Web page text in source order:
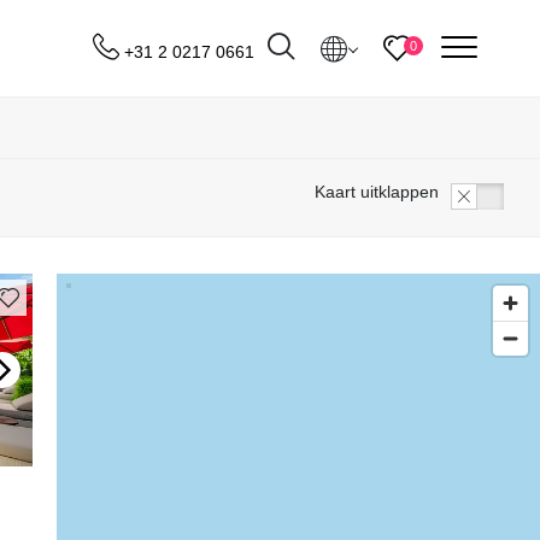
+31 2 0217 0661 Bestemmingen
0 menu
Kaart uitklappen